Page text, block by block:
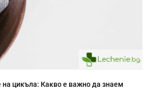
на цикъла: Какво е важно да знаем